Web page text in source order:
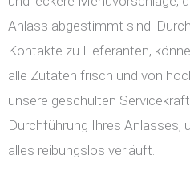
Anlass abgestimmt sind.
Kontakte zu Lieferanten,
alle Zutaten frisch und von
unsere geschulten
Durchführung Ihres Anlasses,
alles reibungslos verläuft.